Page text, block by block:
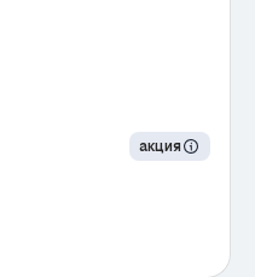
акция